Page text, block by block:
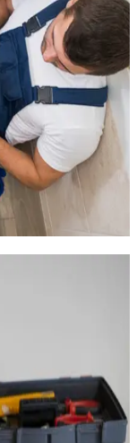
Massane :
d'eau défaillant
fuit
du chauffe-eau
et les flexibles de
Les robinets
de bain
se bloquer.
rapide.
et les
salle de bain ou